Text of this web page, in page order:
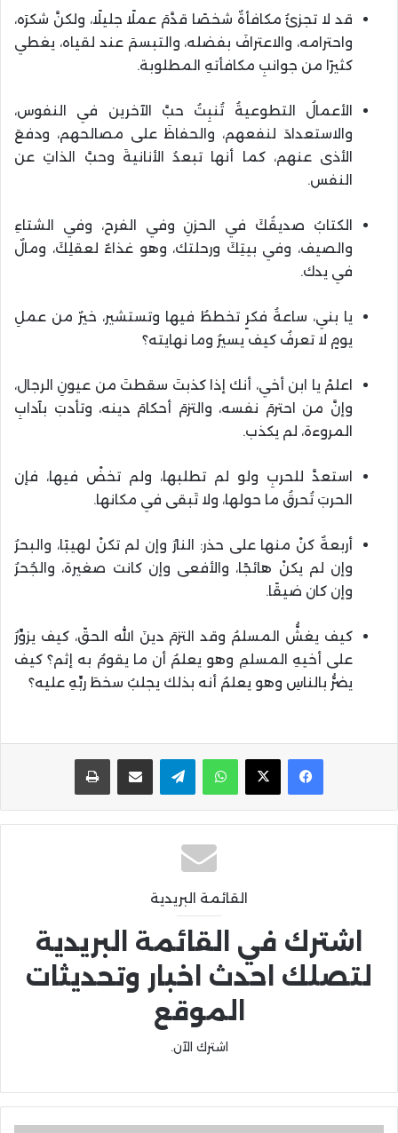
قد لا تجزئُ مكافأةٌ شخصًا قدَّمَ عملًا جليلًا، ولكنَّ شكرَه،
واحترامه، والاعترافَ بفضله، والتبسمَ عند لقياه، يغطي
كثيرًا من جوانبِ مكافأتهِ المطلوبة.
الأعمالُ التطوعيةُ تُنبِتُ حبَّ الآخرين في النفوس،
والاستعدادَ لنفعهم، والحفاظَ على مصالحهم، ودفعَ
الأذى عنهم، كما أنها تبعدُ الأنانيةَ وحبَّ الذاتِ عن
النفس.
الكتابُ صديقُكَ في الحزنِ وفي الفرح، وفي الشتاءِ
والصيف، وفي بيتِكَ ورحلتك، وهو غذاءٌ لعقلِكَ، ومالٌ
في يدك.
يا بني، ساعةُ فكرٍ تخططُ فيها وتستشير، خيرٌ من عملِ
يومٍ لا تعرفُ كيف يسيرُ وما نهايته؟
اعلمْ يا ابن أخي، أنك إذا كذبتَ سقطتَ من عيونِ الرجال،
وإنَّ من احترمَ نفسه، والتزمَ أحكامَ دينه، وتأدبَ بآدابِ
المروءة، لم يكذب.
استعدَّ للحربِ ولو لم تطلبها، ولم تخضْ فيها، فإن
الحربَ تُحرقُ ما حولها، ولا تَبقى في مكانها.
أربعةٌ كنْ منها على حذر: النارُ وإن لم تكنْ لهيبًا، والبحرُ
وإن لم يكنْ هائجًا، والأفعى وإن كانت صغيرة، والجُحرُ
وإن كان ضيقًا.
كيف يغشُّ المسلمُ وقد التزمَ دينَ الله الحقّ، كيف يزوِّرُ
على أخيهِ المسلمِ وهو يعلمُ أن ما يقومُ به إثم؟ كيف
يضرُّ بالناسِ وهو يعلمُ أنه بذلك يجلبُ سخطَ ربِّهِ عليه؟
واتساب تيلقرام مشاركة عبر البريد
القائمة البريدية
اشترك في القائمة البريدية
لتصلك احدث اخبار وتحديثات
الموقع
اشترك الآن.